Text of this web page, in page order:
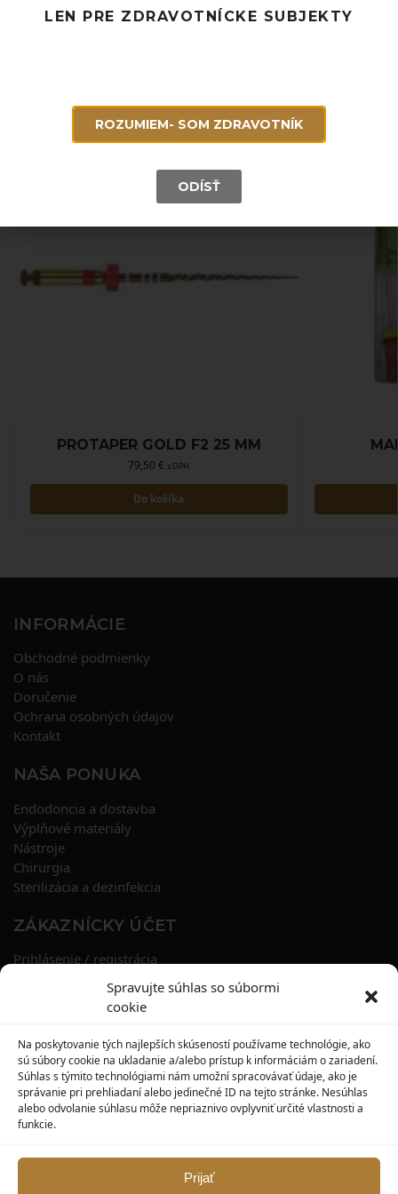
Spravujte súhlas so súbormi
cookie
Na poskytovanie tých najlepších skúseností používame technológie, ako
sú súbory cookie na ukladanie a/alebo prístup k informáciám o zariadení.
Súhlas s týmito technológiami nám umožní spracovávať údaje, ako je
správanie pri prehliadaní alebo jedinečné ID na tejto stránke. Nesúhlas
alebo odvolanie súhlasu môže nepriaznivo ovplyvniť určité vlastnosti a
funkcie.
Prijať
Potrebujete poradiť? Neváhajte náskontaktovať.
Súvisiace produkty
PROTAPER GOLD F2 25 MM
79,50€ s DPH
Do košíka
INFORMÁCIE
Obchodné podmienky
O nás
Doručenie
Ochrana osobných údajov
Kontakt
NAŠA PONUKA
Endodoncia a dostavba
Výplňové materiály
Nástroje
Chirurgia
Sterilizácia a dezinfekcia
ZÁKAZNÍCKY ÚČET
Prihlásenie / registrácia
História objednávok
Zľavové kupóny
KONTAKT
MAXILO DENTAL, s. r. o.
917 05 Trnava
LEN PRE ZDRAVOTNÍCKE SUBJEKTY
ROZUMIEM- SOM ZDRAVOTNÍK
ODÍSŤ